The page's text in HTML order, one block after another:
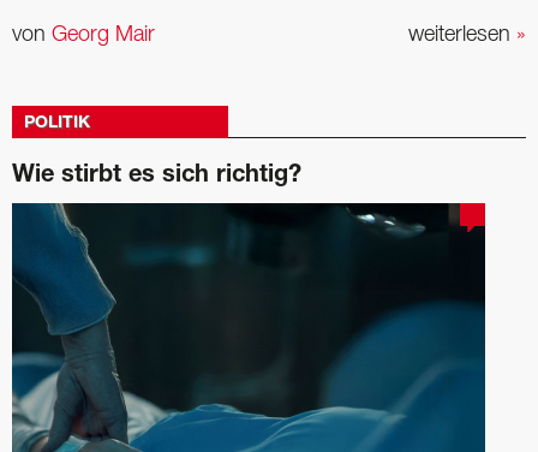
weiterlesen »
von Georg Mair
POLITIK
Wie stirbt es sich richtig?